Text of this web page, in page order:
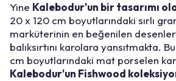
Yine Kalebodur'un bir tasarımı
20 x 120 cm boyutlarındaki sırlı
marküterinin en beğenilen
balıksırtını karolara yansıtmakta.
cm boyutlarındaki mat porselen
Kalebodur'un Fishwood